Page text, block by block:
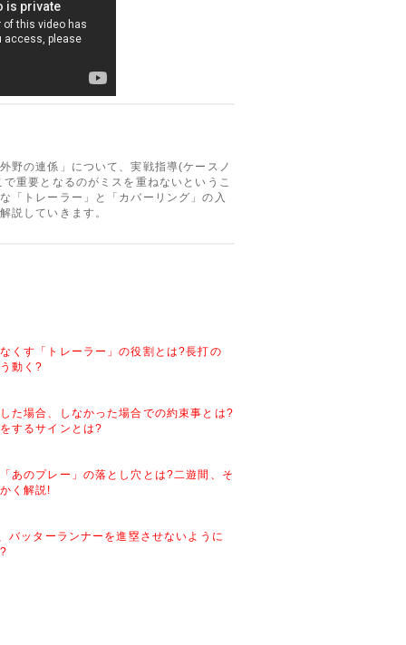
野の連係」について、実戦指導(ケースノ
重要となるのがミスを重ねないというこ
「トレーラー」と「カバーリング」の入
説していきます。
くす「トレーラー」の役割とは?長打の
動く?
た場合、しなかった場合での約束事とは?
するサインとは?
あのプレー」の落とし穴とは?二遊間、そ
く解説!
バッターランナーを進塁させないように